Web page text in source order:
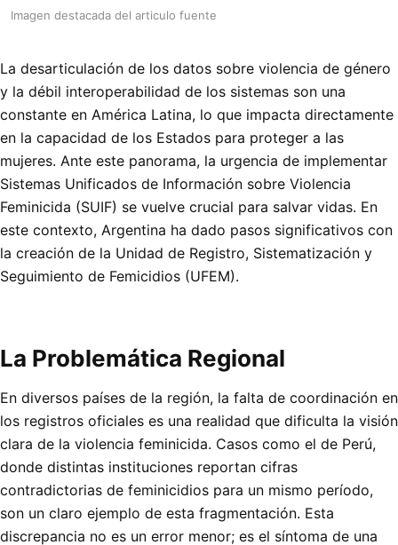
Imagen destacada del articulo fuente
La desarticulación de los datos sobre violencia de género
y la débil interoperabilidad de los sistemas son una
constante en América Latina, lo que impacta directamente
en la capacidad de los Estados para proteger a las
mujeres. Ante este panorama, la urgencia de implementar
Sistemas Unificados de Información sobre Violencia
Feminicida (SUIF) se vuelve crucial para salvar vidas. En
este contexto, Argentina ha dado pasos significativos con
la creación de la Unidad de Registro, Sistematización y
Seguimiento de Femicidios (UFEM).
La Problemática Regional
En diversos países de la región, la falta de coordinación en
los registros oficiales es una realidad que dificulta la visión
clara de la violencia feminicida. Casos como el de Perú,
donde distintas instituciones reportan cifras
contradictorias de feminicidios para un mismo período,
son un claro ejemplo de esta fragmentación. Esta
discrepancia no es un error menor; es el síntoma de una